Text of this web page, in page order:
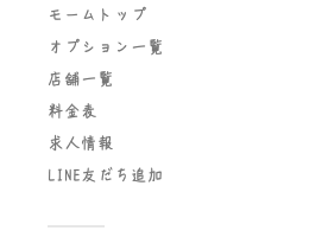
モームトップ
オプション一覧
店舗一覧
料金表
求人情報
LINE友だち追加